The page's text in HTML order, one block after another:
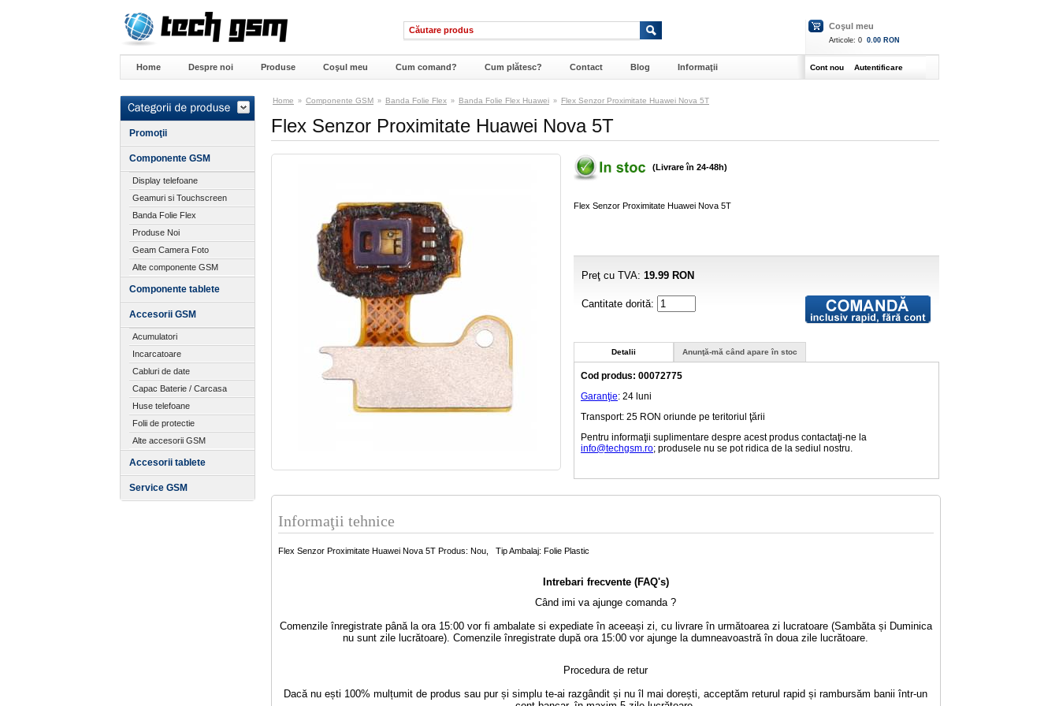
Coşul meu
Articole: 0 0.00 RON
Home Despre noi Produse Coşul meu Cum comand? Cum plătesc? Contact Blog Informaţii Cont nou Autentificare
Promoţii
Componente GSM
Display telefoane
Geamuri si Touchscreen
Banda Folie Flex
Produse Noi
Geam Camera Foto
Alte componente GSM
Componente tablete
Accesorii GSM
Acumulatori
Incarcatoare
Cabluri de date
Capac Baterie / Carcasa
Huse telefoane
Folii de protectie
Alte accesorii GSM
Accesorii tablete
Service GSM
Home » Componente GSM » Banda Folie Flex » Banda Folie Flex Huawei » Flex Senzor Proximitate Huawei Nova 5T
Flex Senzor Proximitate Huawei Nova 5T
(Livrare în 24-48h)
Flex Senzor Proximitate Huawei Nova 5T
Preţ cu TVA: 19.99 RON
Cantitate dorită:
Detalii Anunţă-mă când apare în stoc
Cod produs: 00072775
Garanţie: 24 luni
Transport: 25 RON oriunde pe teritoriul ţării
Pentru informaţii suplimentare despre acest produs contactaţi-ne la
info@techgsm.ro; produsele nu se pot ridica de la sediul nostru.
Informaţii tehnice
Flex Senzor Proximitate Huawei Nova 5T Produs: Nou, Tip Ambalaj: Folie Plastic
Intrebari frecvente (FAQ's)
Când imi va ajunge comanda ?
Comenzile înregistrate până la ora 15:00 vor fi ambalate si expediate în aceeași zi, cu livrare în următoarea zi lucratoare (Sambăta și Duminica
nu sunt zile lucrătoare). Comenzile înregistrate după ora 15:00 vor ajunge la dumneavoastră în doua zile lucrătoare.
Procedura de retur
Dacă nu ești 100% mulțumit de produs sau pur și simplu te-ai razgândit și nu îl mai dorești, acceptăm returul rapid și rambursăm banii într-un